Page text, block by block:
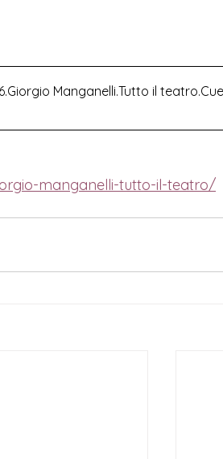
Manganelli.Tutto il
manganelli-tutto-il-teatro/